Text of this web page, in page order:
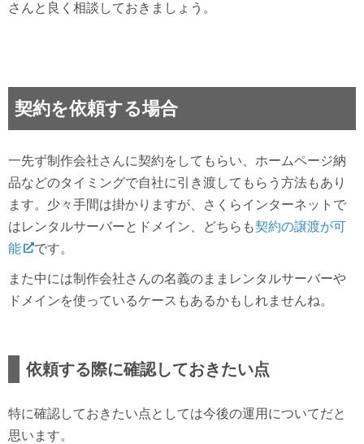
さんと良く相談しておきましょう。
契約を依頼する場合
一先ず制作会社さんに契約をしてもらい、ホームページ納
品などのタイミングで自社に引き渡してもらう方法もあり
ます。少々手間は掛かりますが、さくらインターネットで
はレンタルサーバーとドメイン、どちらも契約の譲渡が可
能
です。
また中には制作会社さんの名義のままレンタルサーバーや
ドメインを使っているケースもあるかもしれませんね。
依頼する際に確認しておきたい点
特に確認しておきたい点としては今後の運用についてだと
思います。